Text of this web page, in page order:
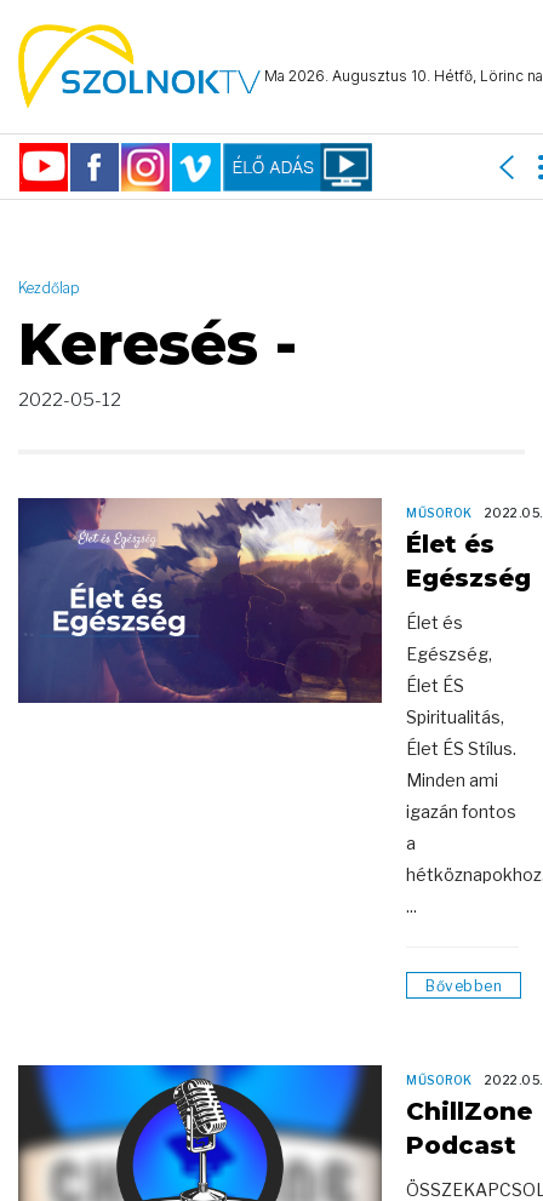
Ma 2026. Augusztus 10. Hétfő, Lörinc
"2022-05-12 23:59:59" )
Kezdőlap
Keresés -
2022-05-12
MŰSOROK
Élet és
Egészség
Élet és
Egészség,
Élet ÉS
Spiritualitás,
Élet ÉS Stílus.
Minden ami
igazán fontos
a
...
Bővebben
MŰSOROK
ChillZone
Podcast